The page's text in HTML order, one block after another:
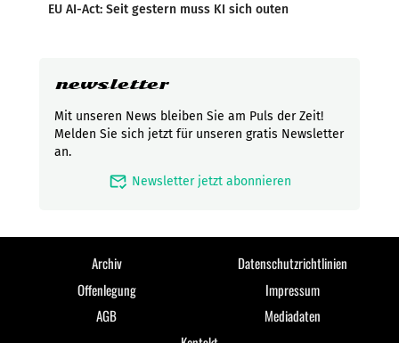
EU AI-Act: Seit gestern muss KI sich outen
newsletter
Mit unseren News bleiben Sie am Puls der Zeit!
Melden Sie sich jetzt für unseren gratis Newsletter
an.
mark_email_read Newsletter jetzt abonnieren
Archiv
Datenschutzrichtlinien
Offenlegung
Impressum
AGB
Mediadaten